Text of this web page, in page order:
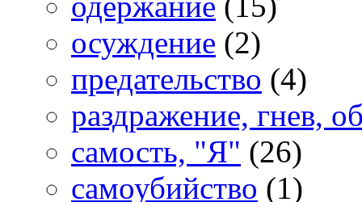
осуждение (2)
предательство (4)
раздражение, гнев,
самость, "Я" (26)
самоубийство (1)